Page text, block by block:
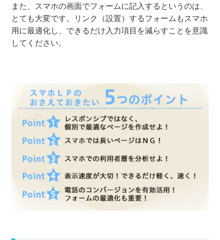
また、スマホの画面でフォームに記入するというのは、
とても大変です。リンク（設置）するフォームもスマホ
用に最適化し、できるだけ入力項目を減らすことを意識
してください。